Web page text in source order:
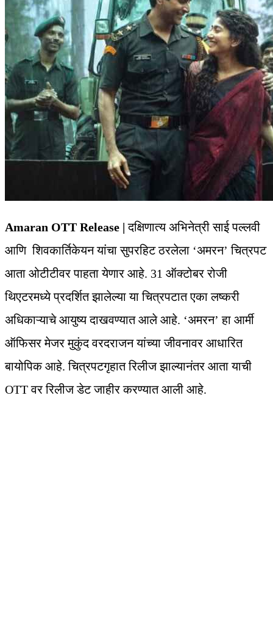
Amaran OTT Release | दक्षिणात्य अभिनेत्री साई पल्लवी
आणि शिवकार्तिकेयन यांचा सुपरहिट ठरलेला ‘अमरन’ चित्रपट
आता ओटीटीवर पाहता येणार आहे. 31 ऑक्टोबर रोजी
थिएटरमध्ये प्रदर्शित झालेल्या या चित्रपटात एका लष्करी
अधिकाऱ्याचे आयुष्य दाखवण्यात आले आहे. ‘अमरन’ हा आर्मी
ऑफिसर मेजर मुकुंद वरदराजन यांच्या जीवनावर आधारित
बायोपिक आहे. चित्रपटगृहात रिलीज झाल्यानंतर आता याची
OTT वर रिलीज डेट जाहीर करण्यात आली आहे.